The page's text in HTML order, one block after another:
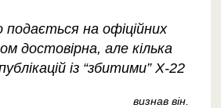
подається на офіційних
достовірна, але кілька
із “збитими” Х-22
визнав він.